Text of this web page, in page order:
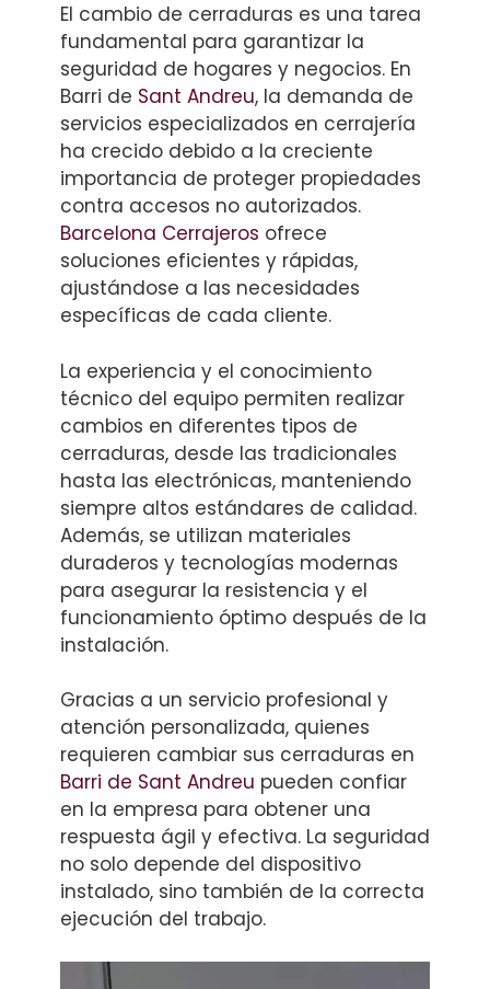
El cambio de cerraduras es una tarea
fundamental para garantizar la
seguridad de hogares y negocios. En
Barri de Sant Andreu, la demanda de
servicios especializados en cerrajería
ha crecido debido a la creciente
importancia de proteger propiedades
contra accesos no autorizados.
Barcelona Cerrajeros ofrece
soluciones eficientes y rápidas,
ajustándose a las necesidades
específicas de cada cliente.
La experiencia y el conocimiento
técnico del equipo permiten realizar
cambios en diferentes tipos de
cerraduras, desde las tradicionales
hasta las electrónicas, manteniendo
siempre altos estándares de calidad.
Además, se utilizan materiales
duraderos y tecnologías modernas
para asegurar la resistencia y el
funcionamiento óptimo después de la
instalación.
Gracias a un servicio profesional y
atención personalizada, quienes
requieren cambiar sus cerraduras en
Barri de Sant Andreu pueden confiar
en la empresa para obtener una
respuesta ágil y efectiva. La seguridad
no solo depende del dispositivo
instalado, sino también de la correcta
ejecución del trabajo.